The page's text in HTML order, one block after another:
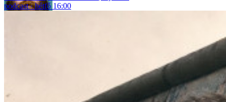
podcast
hétfő 16:00